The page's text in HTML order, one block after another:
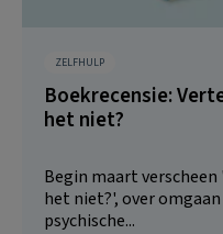
ZELFHULP
Boekrecensie:
het niet?
Begin maart
het niet?', over
psychische...